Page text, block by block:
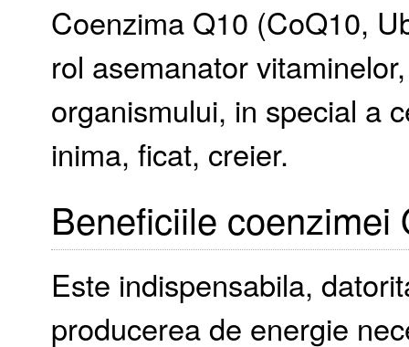
Coenzima Q10 (CoQ10,
rol asemanator
organismului, in special a
inima, ficat, creier.
Beneficiile coenzimei
Este indispensabila,
producerea de energie